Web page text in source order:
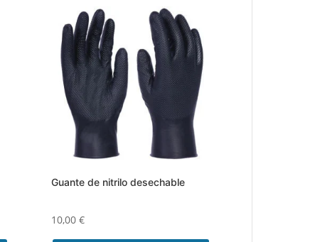
Guante de nitrilo desechable
10,00 €